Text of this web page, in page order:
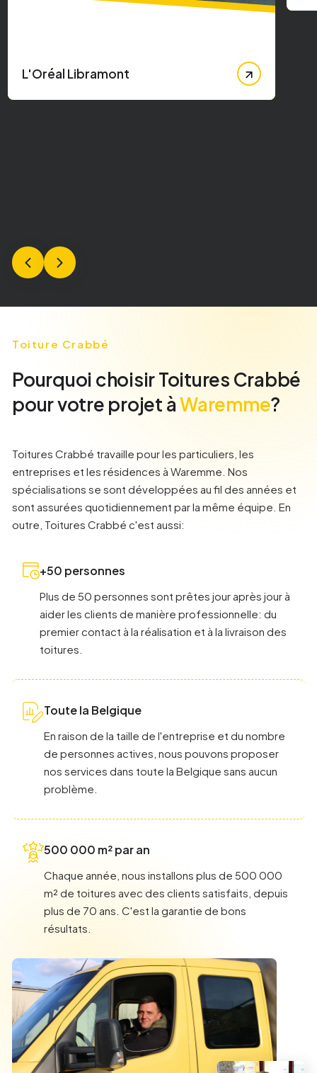
Toiture Crabbé
Pourquoi choisir Toitures Crabbé
pour votre projet àWaremme?
Toitures Crabbé travaille pour les particuliers, les
entreprises et les résidences à Waremme . Nos
spécialisations se sont développées au fil des années et
sont assurées quotidiennement par la même équipe. En
outre, Toitures Crabbé c'est aussi:
+50 personnes
Plus de 50 personnes sont prêtes jour après jour à
aider les clients de manière professionnelle: du
premier contact à la réalisation et à la livraison des
toitures.
Toute la Belgique
En raison de la taille de l'entreprise et du nombre
de personnes actives, nous pouvons proposer
nos services dans toute la Belgique sans aucun
problème.
500 000 m² par an
Chaque année, nous installons plus de 500 000
m² de toitures avec des clients satisfaits, depuis
plus de 70 ans. C'est la garantie de bons
résultats.